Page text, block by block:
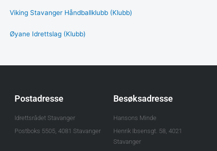
Viking Stavanger Håndballklubb (Klubb)
Øyane Idrettslag (Klubb)
Postadresse
Idrettsrådet Stavanger
Postboks 5505, 4081 Stavanger
Besøksadresse
Hansons Minde
Henrik Ibsensgt. 58, 4021
Stavanger